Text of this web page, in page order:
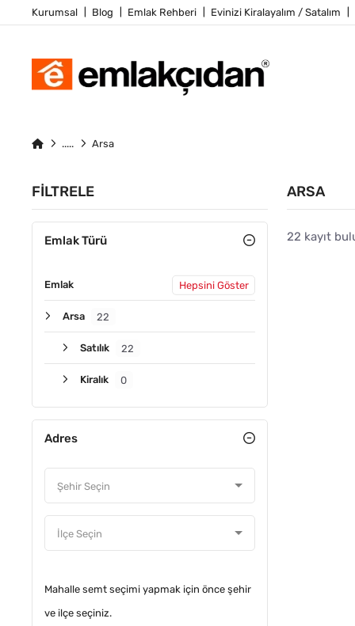
Kurumsal Blog Emlak Rehberi Evinizi Kiralayalım / Satalım
Arsa
FILTRELE
Emlak Türü
Emlak Hepsini Göster
Arsa 22
Satılık 22
Kiralık 0
Adres
Mahalle semt seçimi yapmak için önce şehir
ve ilçe seçiniz.
ARSA
22 kayıt